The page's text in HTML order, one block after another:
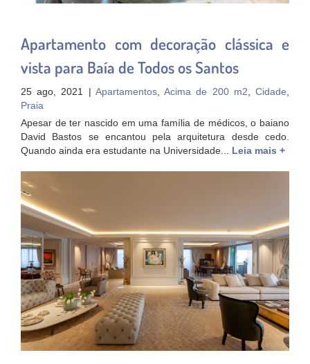
Apartamento com decoração clássica e
vista para Baía de Todos os Santos
25 ago, 2021 | Apartamentos,Acima de 200 m2 ,Cidade
Praia
Apesar de ter nascido em uma família de médicos, o baiano
David Bastos se encantou pela arquitetura desde cedo.
Quando ainda era estudante na Universidade... Leia mais +